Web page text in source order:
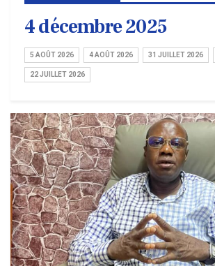
4 décembre 2025
5 AOÛT 2026 4 AOÛT 2026 31 JUILLET 2026
22 JUILLET 2026